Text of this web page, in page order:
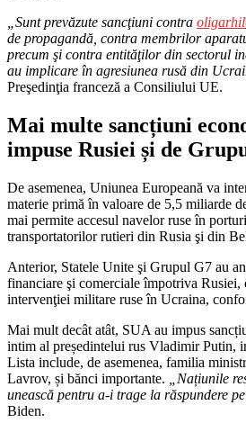
„Sunt prevăzute sancţiuni contra
de propagandă, contra membrilor
precum şi contra entităţilor din sectorul
au implicare în agresiunea rusă din
Preşedinţia franceză a Consiliului UE.
Mai multe sancțiuni
impuse Rusiei și de
De asemenea, Uniunea Europeană va
materie primă în valoare de 5,5 miliarde
mai permite accesul navelor ruse în
transportatorilor rutieri din Rusia şi din
Anterior, Statele Unite şi Grupul G7 au
financiare şi comerciale împotriva Rusiei,
intervenţiei militare ruse în Ucraina,
Mai mult decât atât, SUA au impus
intim al președintelui rus Vladimir Putin,
Lista include, de asemenea, familia
Lavrov, și bănci importante.
„Națiunile
unească pentru a-i trage la răspundere
Biden.